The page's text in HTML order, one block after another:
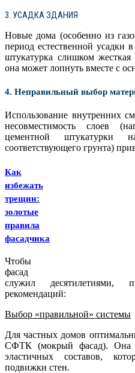
3. УСАДКА ЗДАНИЯ
Новые дома (особенно из
период естественной усадки
штукатурка слишком жесткая
она может лопнуть вместе с
4. Неправильный выбор
Использование внутренних
несовместимость слоев
цементной штукатурки
соответствующего грунта)
Как
избежать
трещин:
золотые
правила
фасадчика
Чтобы
фасад
служил десятилетиями,
рекомендаций:
Выбор «правильной» системы
Для частных домов
СФТК (мокрый фасад). Она
эластичных составов,
подвижки стен.